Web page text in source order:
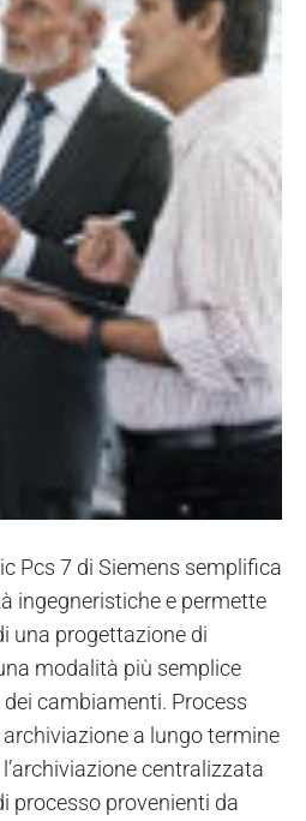
Pcs 7 di Siemens semplifica
ingegneristiche e permette
una progettazione di
modalità più semplice
cambiamenti. Process
a lungo termine
centralizzata
processo provenienti da